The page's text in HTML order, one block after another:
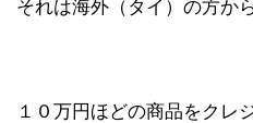
それは海外（タイ）の方か
１０万円ほどの商品をクレ